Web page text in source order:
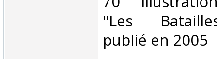
"Les
publié en 2005‎